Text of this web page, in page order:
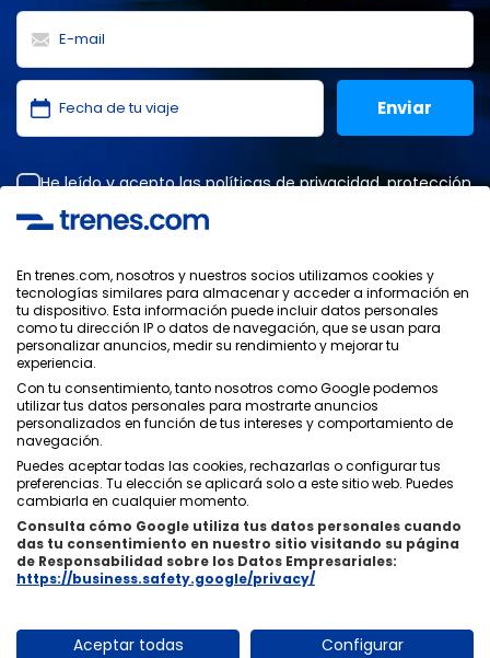
He leído y acepto laspolíticas de privacidad,protección
SOLUTIONS.
Política de Privacidad
Condiciones Generales
Política de Seguridad
Contacto
Quiénes Somos ixigo
Copyright © Trenes.com. Todos los derechos reservados.
En trenes.com, nosotros y nuestros socios utilizamos cookies y
tecnologías similares para almacenar y acceder a información en
tu dispositivo. Esta información puede incluir datos personales
como tu dirección IP o datos de navegación, que se usan para
personalizar anuncios, medir su rendimiento y mejorar tu
experiencia.
Con tu consentimiento, tanto nosotros como Google podemos
utilizar tus datos personales para mostrarte anuncios
personalizados en función de tus intereses y comportamiento de
navegación.
Puedes aceptar todas las cookies, rechazarlas o configurar tus
preferencias. Tu elección se aplicará solo a este sitio web. Puedes
cambiarla en cualquier momento.
Consulta cómo Google utiliza tus datos personales cuando
das tu consentimiento en nuestro sitio visitando su página
de Responsabilidad sobre los Datos Empresariales:
https://business.safety.google/privacy/
Aceptar todas Configurar